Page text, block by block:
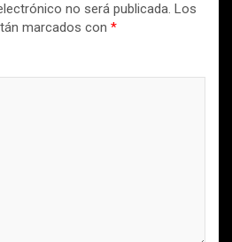
no será publicada. Los
marcados con *